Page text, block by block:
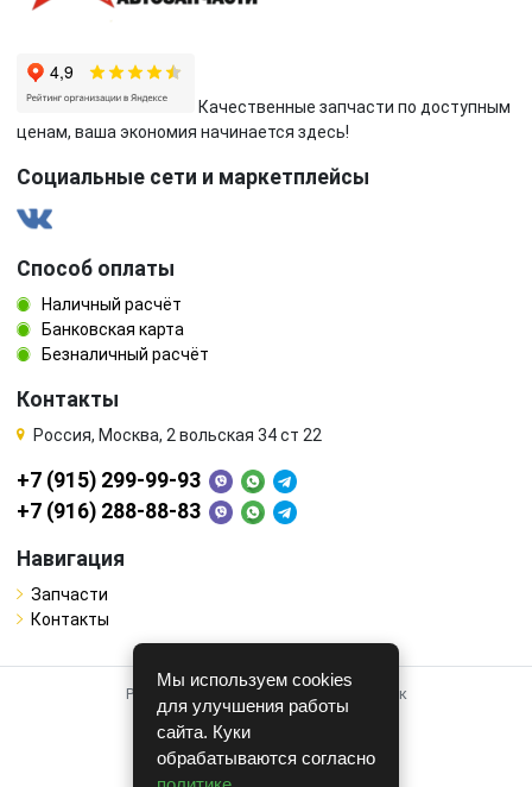
Качественные запчасти по доступным
ценам, ваша экономия начинается здесь!
Социальные сети и маркетплейсы
Способ оплаты
Наличный расчёт
Банковская карта
Безналичный расчёт
Контакты
Россия, Москва, 2 вольская 34 ст 22
+7 (915) 299-99-93
+7 (916) 288-88-83
Навигация
Запчасти
Контакты
Работает на системе для авторазборок
CARRO.БИЗНЕС
Полная версия
Мы используем cookies
для улучшения работы
сайта. Куки
обрабатываются согласно